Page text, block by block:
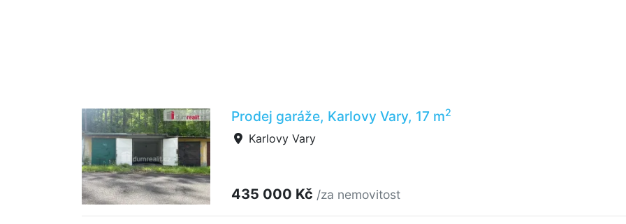
Prodej garáže, Karlovy Vary, 17 m2
Karlovy Vary
435 000 Kč /za nemovitost